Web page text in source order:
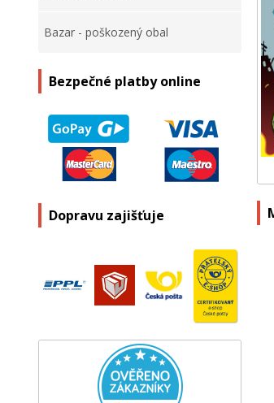
Bazar - poškozený obal
Bezpečné platby online
Dopravu zajišťuje